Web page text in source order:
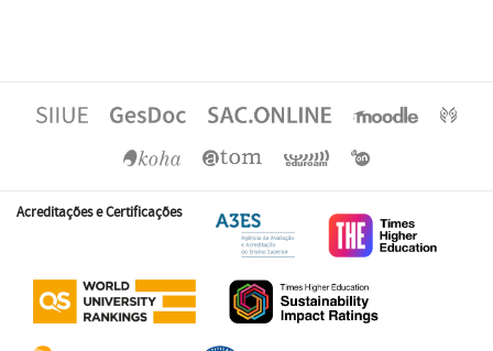
Acreditações e Certificações